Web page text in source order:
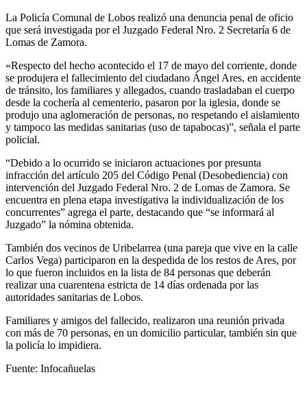
La Policía Comunal de Lobos realizó una denuncia penal de oficio
que será investigada por el Juzgado Federal Nro. 2 Secretaría 6 de
Lomas de Zamora.
«Respecto del hecho acontecido el 17 de mayo del corriente, donde
se produjera el fallecimiento del ciudadano Ángel Ares, en accidente
de tránsito, los familiares y allegados, cuando trasladaban el cuerpo
desde la cochería al cementerio, pasaron por la iglesia, donde se
produjo una aglomeración de personas, no respetando el aislamiento
y tampoco las medidas sanitarias (uso de tapabocas)”, señala el parte
policial.
“Debido a lo ocurrido se iniciaron actuaciones por presunta
infracción del artículo 205 del Código Penal (Desobediencia) con
intervención del Juzgado Federal Nro. 2 de Lomas de Zamora. Se
encuentra en plena etapa investigativa la individualización de los
concurrentes” agrega el parte, destacando que “se informará al
Juzgado” la nómina obtenida.
También dos vecinos de Uribelarrea (una pareja que vive en la calle
Carlos Vega) participaron en la despedida de los restos de Ares, por
lo que fueron incluidos en la lista de 84 personas que deberán
realizar una cuarentena estricta de 14 días ordenada por las
autoridades sanitarias de Lobos.
Familiares y amigos del fallecido, realizaron una reunión privada
con más de 70 personas, en un domicilio particular, también sin que
la policía lo impidiera.
Fuente: Infocañuelas